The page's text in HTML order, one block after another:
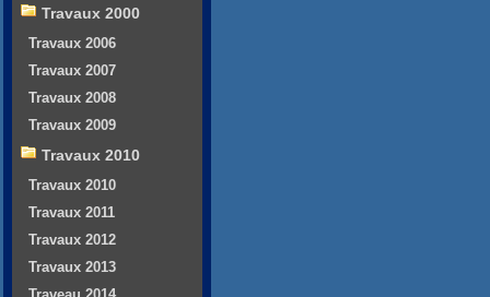
Travaux 2000
Travaux 2006
Travaux 2007
Travaux 2008
Travaux 2009
Travaux 2010
Travaux 2010
Travaux 2011
Travaux 2012
Travaux 2013